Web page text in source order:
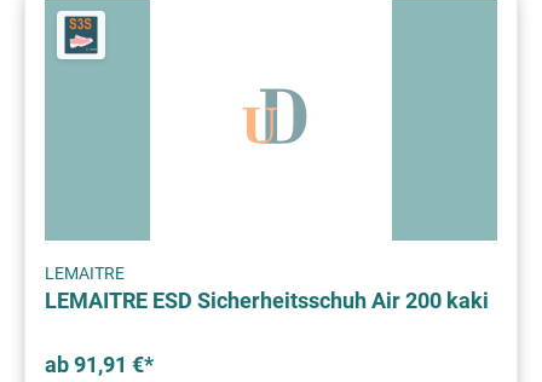
LEMAITRE
LEMAITRE ESD Sicherheitsschuh Air 200 kaki
ab 91,91 €*